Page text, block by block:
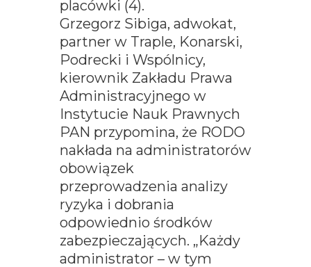
placówki (4).
Grzegorz Sibiga, adwokat,
partner w Traple, Konarski,
Podrecki i Wspólnicy,
kierownik Zakładu Prawa
Administracyjnego w
Instytucie Nauk Prawnych
PAN przypomina, że RODO
nakłada na administratorów
obowiązek
przeprowadzenia analizy
ryzyka i dobrania
odpowiednio środków
zabezpieczających. „Każdy
administrator – w tym